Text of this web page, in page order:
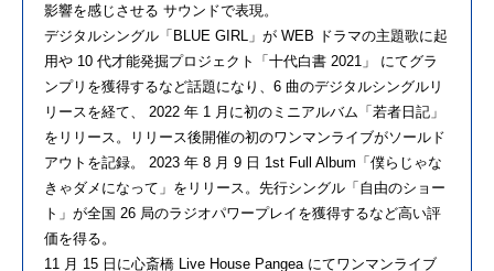
影響を感じさせる サウンドで表現。
デジタルシングル「BLUE GIRL」が WEB ドラマの主題歌に起
用や 10 代才能発掘プロジェクト「十代白書 2021」 にてグラ
ンプリを獲得するなど話題になり、6 曲のデジタルシングルリ
リースを経て、 2022 年 1 月に初のミニアルバム「若者日記」
をリリース。リリース後開催の初のワンマンライブがソールド
アウトを記録。 2023 年 8 月 9 日 1st Full Album「僕らじゃな
きゃダメになって」をリリース。先行シングル「自由のショー
ト」が全国 26 局のラジオパワープレイを獲得するなど高い評
価を得る。
11 月 15 日に心斎橋 Live House Pangea にてワンマンライブ